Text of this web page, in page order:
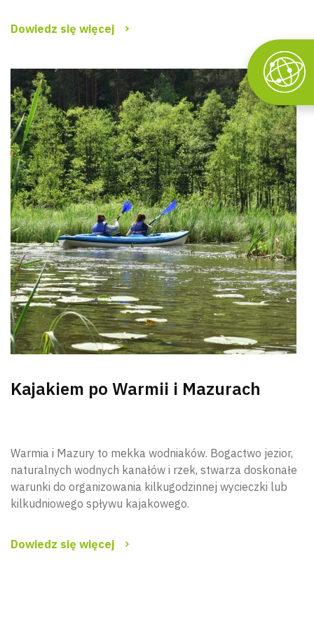
Dowiedz się więcej
Kajakiem po Warmii i Mazurach
Warmia i Mazury to mekka wodniaków. Bogactwo jezior,
naturalnych wodnych kanałów i rzek, stwarza doskonałe
warunki do organizowania kilkugodzinnej wycieczki lub
kilkudniowego spływu kajakowego.
Dowiedz się więcej